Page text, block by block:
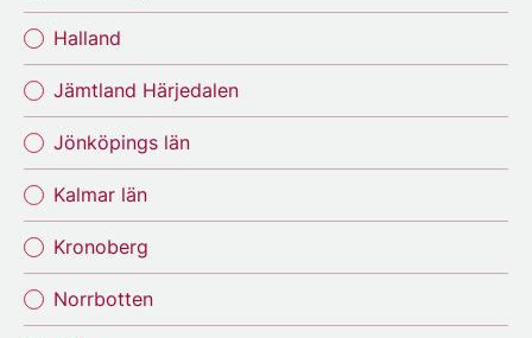
Halland
Jämtland Härjedalen
Jönköpings län
Kalmar län
Kronoberg
Norrbotten